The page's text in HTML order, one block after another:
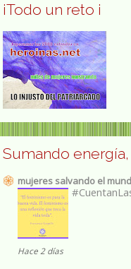
¡Todo un reto ¡
Sumando
mujeres salvando el
Hace 2 días